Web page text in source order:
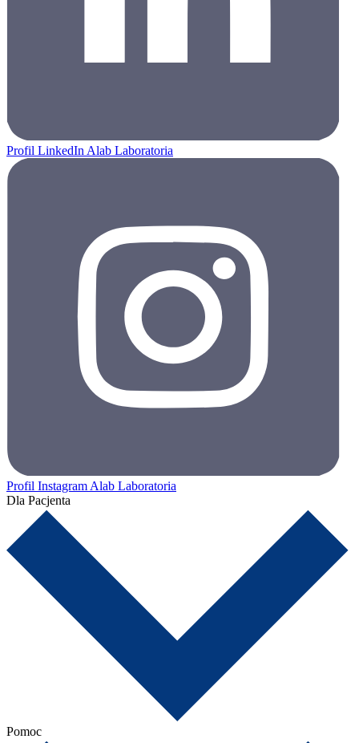
Profil LinkedIn Alab Laboratoria
Profil Instagram Alab Laboratoria
Dla Pacjenta
Pomoc